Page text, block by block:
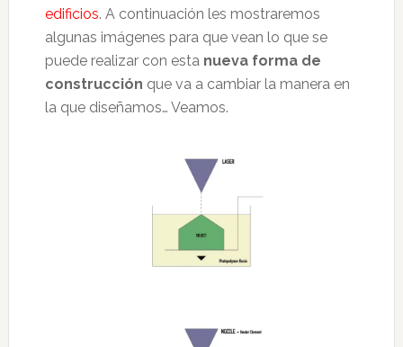
edificios. A continuación les mostraremos
algunas imágenes para que vean lo que se
puede realizar con esta nueva forma de
construcción que va a cambiar la manera en
la que diseñamos… Veamos.